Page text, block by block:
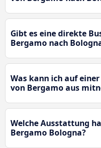
Gibt es eine direkte
Bergamo nach
Was kann ich auf
von Bergamo aus
Welche Ausstattung
Bergamo Bologna?